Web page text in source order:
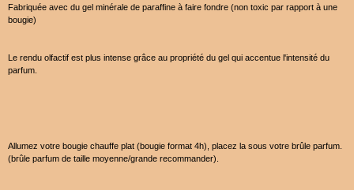
Fabriquée avec du gel minérale de paraffine à faire fondre (non toxic par rapport à une
bougie)
Le rendu olfactif est plus intense grâce au propriété du gel qui accentue l'intensité du
parfum.
Allumez votre bougie chauffe plat (bougie format 4h), placez la sous votre brûle parfum.
(brûle parfum de taille moyenne/grande recommander).